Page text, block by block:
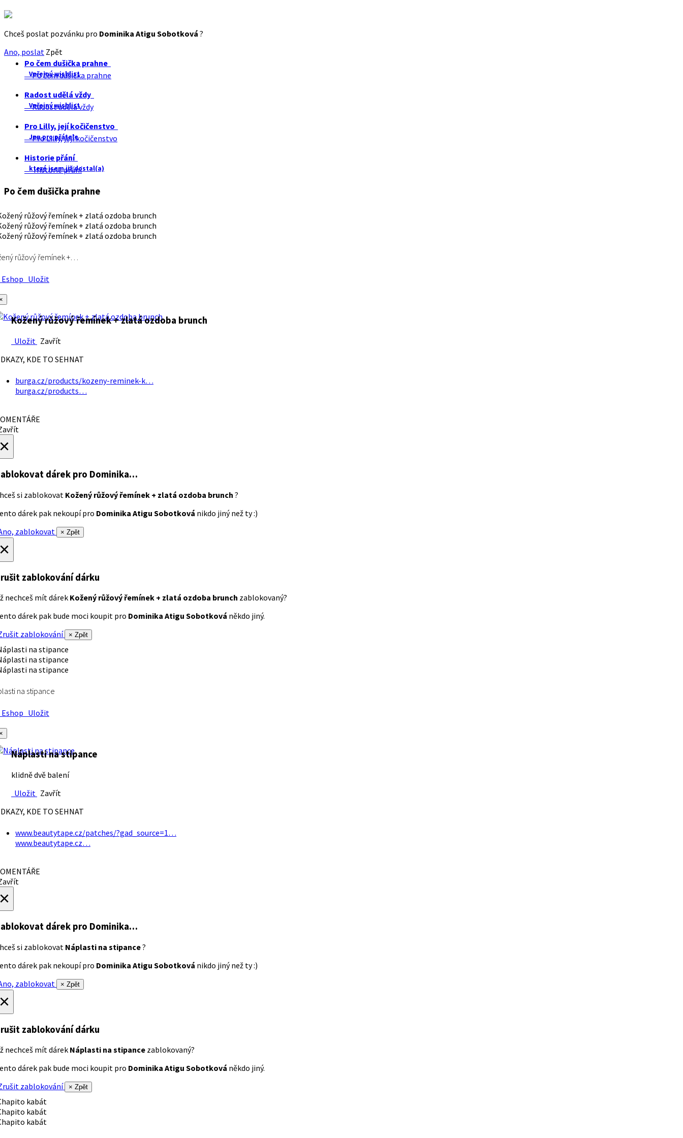
Chceš poslat pozvánku pro Dominika Atigu Sobotková ?
Ano, poslat Zpět
Po čem dušička prahne
Veřejný wishlist
Po čem dušička prahne
Radost udělá vždy
Veřejný wishlist
Radost udělá vždy
Pro Lilly, její kočičenstvo
Jen pro přátele
Pro Lilly, její kočičenstvo
Historie přání
které jsem již dostal(a)
Historie přání
Po čem dušička prahne
růžový řemínek +…
Uložit
Kožený růžový řemínek + zlatá ozdoba brunch
Uložit Zavřít
KDE TO SEHNAT
burga.cz/products/kozeny-reminek-k…
burga.cz/products…
dárek pro Dominika…
si zablokovat Kožený růžový řemínek + zlatá ozdoba brunch ?
dárek pak nekoupí pro Dominika Atigu Sobotková nikdo jiný než ty :)
zablokovat
× Zpět
zablokování dárku
nechceš mít dárek Kožený růžový řemínek + zlatá ozdoba brunch zablokovaný?
dárek pak bude moci koupit pro Dominika Atigu Sobotková někdo jiný.
zablokování
× Zpět
na stipance
Uložit
Náplasti na stipance
klidně dvě balení
Uložit Zavřít
KDE TO SEHNAT
www.beautytape.cz/patches/?gad_source=1…
www.beautytape.cz…
dárek pro Dominika…
si zablokovat Náplasti na stipance?
dárek pak nekoupí pro Dominika Atigu Sobotková nikdo jiný než ty :)
zablokovat
× Zpět
zablokování dárku
nechceš mít dárek Náplasti na stipance zablokovaný?
dárek pak bude moci koupit pro Dominika Atigu Sobotková někdo jiný.
zablokování
× Zpět